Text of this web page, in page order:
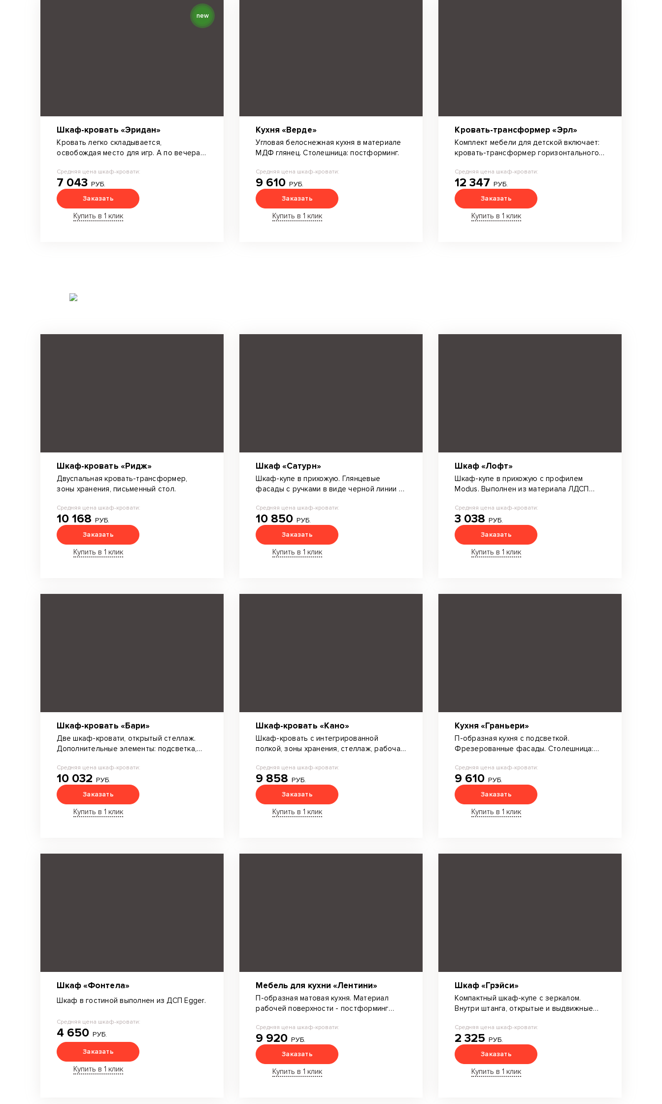
new
Шкаф-кровать «Эридан»
Кровать легко складывается,
освобождая место для игр. А по вечерам
для сна.
Средняя цена шкаф-кровати:
7 043 РУБ.
Заказать
Купить в 1 клик
Кухня «Верде»
Угловая белоснежная кухня в материале
МДФ глянец. Столешница: постформинг.
Средняя цена шкаф-кровати:
9 610 РУБ.
Заказать
Купить в 1 клик
Кровать-трансформер «Эрл»
Комплект мебели для детской включает:
кровать-трансформер горизонтального
полками и выдвижными ящиками, рабочий
стол.
Средняя цена шкаф-кровати:
12 347 РУБ.
Заказать
Купить в 1 клик
Шкаф-кровать «Ридж»
Двуспальная кровать-трансформер,
зоны хранения, письменный стол.
Средняя цена шкаф-кровати:
10 168 РУБ.
Заказать
Купить в 1 клик
Шкаф «Сатурн»
Шкаф-купе в прихожую. Глянцевые
фасады с ручками в виде черной линии –
каждая полка. Много места для вешалок,
полок различной высоты и ширины для
одежды, а также обувные выдвижные
полки.
Средняя цена шкаф-кровати:
10 850 РУБ.
Заказать
Купить в 1 клик
Шкаф «Лофт»
Шкаф-купе в прихожую с профилем
Modus. Выполнен из материала ЛДСП
цветного стекла Лакобель.
Средняя цена шкаф-кровати:
3 038 РУБ.
Заказать
Купить в 1 клик
Шкаф-кровать «Бари»
Две шкаф-кровати, открытый стеллаж.
Дополнительные элементы: подсветка,
Средняя цена шкаф-кровати:
10 032 РУБ.
Заказать
Купить в 1 клик
Шкаф-кровать «Кано»
Шкаф-кровать с интегрированной
полкой, зоны хранения, стеллаж, рабочая
подсветка.
Средняя цена шкаф-кровати:
9 858 РУБ.
Заказать
Купить в 1 клик
Кухня «Граньери»
П-образная кухня с подсветкой.
Фрезерованные фасады. Столешница:
карго.
Средняя цена шкаф-кровати:
9 610 РУБ.
Заказать
Купить в 1 клик
Шкаф «Фонтела»
Шкаф в гостиной выполнен из ДСП Egger.
Средняя цена шкаф-кровати:
4 650 РУБ.
Заказать
Купить в 1 клик
Мебель для кухни «Лентини»
П-образная матовая кухня. Материал
рабочей поверхности - постформинг
Средняя цена шкаф-кровати:
9 920 РУБ.
Заказать
Купить в 1 клик
Шкаф «Грэйси»
Компактный шкаф-купе с зеркалом.
Внутри штанга, открытые и выдвижные
Средняя цена шкаф-кровати:
2 325 РУБ.
Заказать
Купить в 1 клик